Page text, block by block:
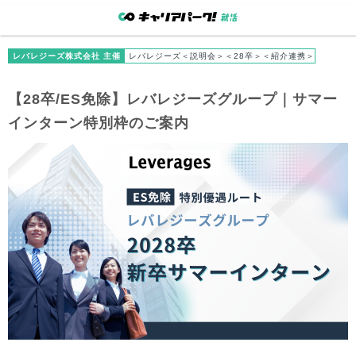
レバレジーズ株式会社 主催 レバレジーズ＜説明会＞＜28卒＞＜紹介連携＞
【28卒/ES免除】レバレジーズグループ｜サマー
インターン特別枠のご案内